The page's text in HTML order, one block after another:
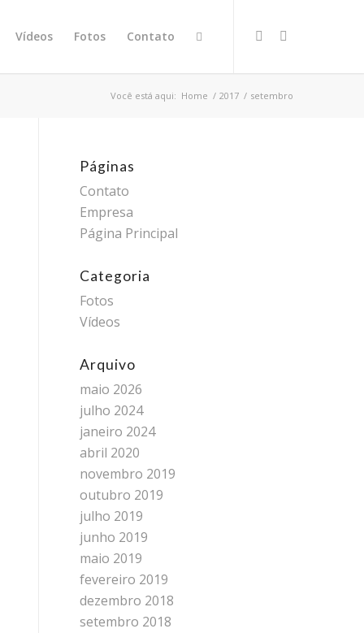
Vídeos Fotos Contato
Você está aqui: Home / 2017 / setembro
Páginas
Contato
Empresa
Página Principal
Categoria
Fotos
Vídeos
Arquivo
maio 2026
julho 2024
janeiro 2024
abril 2020
novembro 2019
outubro 2019
julho 2019
junho 2019
maio 2019
fevereiro 2019
dezembro 2018
setembro 2018